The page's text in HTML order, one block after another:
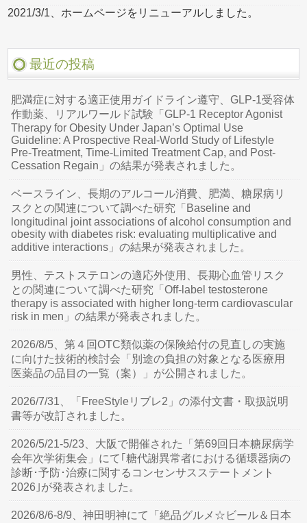
2021/3/1、ホームページをリニューアルしました。
最近の投稿
肥満症に対する適正使用ガイドライン遵守、GLP-1受容体
作動薬、リアルワールド試験「GLP-1 Receptor Agonist
Therapy for Obesity Under Japan’s Optimal Use
Guideline: A Prospective Real-World Study of Lifestyle
Pre-Treatment, Time-Limited Treatment Cap, and Post-
Cessation Regain」の結果が発表されました。
ベースライン、長期のアルコール消費、肥満、糖尿病リ
スクとの関連について調べた研究「Baseline and
longitudinal joint associations of alcohol consumption and
obesity with diabetes risk: evaluating multiplicative and
additive interactions」の結果が発表されました。
男性、テストステロンの適応外使用、長期心血管リスク
との関連について調べた研究「Off-label testosterone
therapy is associated with higher long-term cardiovascular
risk in men」の結果が発表されました。
2026/8/5、第４回OTC類似薬の保険給付の見直しの実施
に向けた技術的検討会「別途の負担の対象となる医療用
医薬品の品目の一覧（案）」が公開されました。
2026/7/31、「FreeStyleリブレ2」の添付文書・取扱説明
書等が改訂されました。
2026/5/21-5/23、大阪で開催された「第69回日本糖尿病学
会年次学術集会」にて｢糖代謝異常者における循環器病の
診断･予防･治療に関するコンセンサスステートメント
2026｣が発表されました。
2026/8/6-8/9、神田明神にて「絶品グルメ☆ビール＆日本